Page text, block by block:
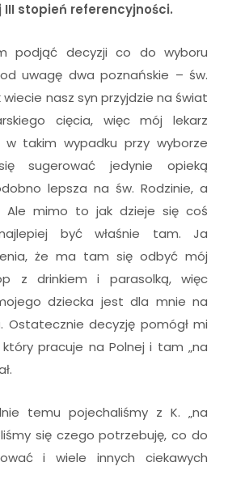
stopień referencyjności.
podjąć decyzji co do wyboru
uwagę dwa poznańskie – św.
wiecie nasz syn przyjdzie na świat
cięcia, więc mój lekarz
w takim wypadku przy wyborze
sugerować jedynie opieką
lepsza na św. Rodzinie, a
Ale mimo to jak dzieje się coś
być właśnie tam. Ja
że ma tam się odbyć mój
z drinkiem i parasolką, więc
dziecka jest dla mnie na
Ostatecznie decyzję pomógł mi
pracuje na Polnej i tam „na
temu pojechaliśmy z K. „na
się czego potrzebuję, co do
i wiele innych ciekawych